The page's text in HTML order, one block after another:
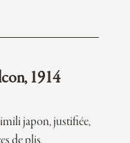
1914
japon, justifiée,